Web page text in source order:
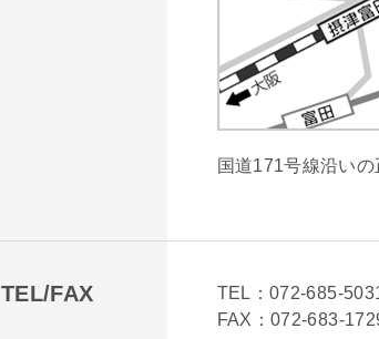
オンライン
明治なるほどファクトリー
国道171号線沿い
TEL/FAX
TEL：072-685-
FAX：072-683-